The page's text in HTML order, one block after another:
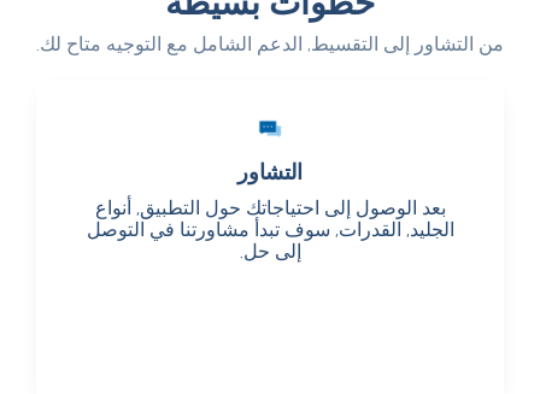
من التشاور إلى التقسيط, الدعم الشامل مع التوجيه متاح لك.
التشاور
بعد الوصول إلى احتياجاتك حول التطبيق, أنواع
الجليد, القدرات, سوف تبدأ مشاورتنا في التوصل
إلى حل.
التشاور
بعد الوصول إلى احتياجاتك حول التطبيق, أنواع
الجليد, القدرات, سوف تبدأ مشاورتنا في التوصل
إلى حل.